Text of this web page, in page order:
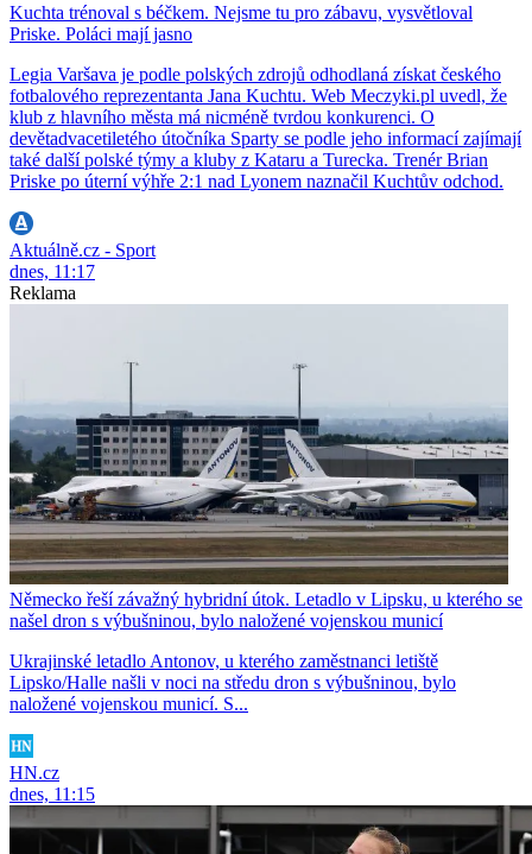
Kuchta trénoval s béčkem. Nejsme tu pro zábavu, vysvětloval
Priske. Poláci mají jasno
Legia Varšava je podle polských zdrojů odhodlaná získat českého
fotbalového reprezentanta Jana Kuchtu. Web Meczyki.pl uvedl, že
klub z hlavního města má nicméně tvrdou konkurenci. O
devětadvacetiletého útočníka Sparty se podle jeho informací zajímají
také další polské týmy a kluby z Kataru a Turecka. Trenér Brian
Priske po úterní výhře 2:1 nad Lyonem naznačil Kuchtův odchod.
Aktuálně.cz - Sport
dnes, 11:17
Reklama
Německo řeší závažný hybridní útok. Letadlo v Lipsku, u kterého se
našel dron s výbušninou, bylo naložené vojenskou municí
Ukrajinské letadlo Antonov, u kterého zaměstnanci letiště
Lipsko/Halle našli v noci na středu dron s výbušninou, bylo
naložené vojenskou municí. S...
HN.cz
dnes, 11:15